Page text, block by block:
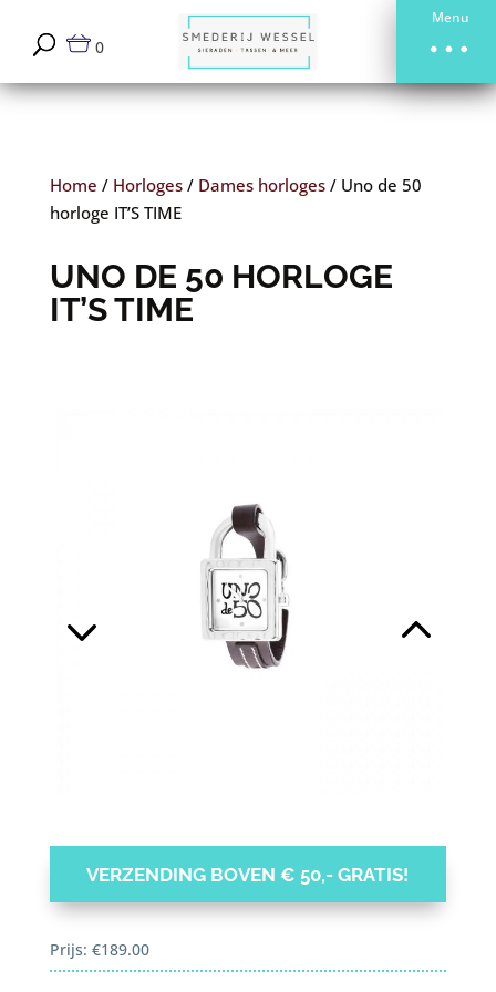
Menu
0
Home / Horloges/ Dames horloges/ Uno de 50
horloge IT’S TIME
UNO DE 50 HORLOGE
IT’S TIME
VERZENDING BOVEN € 50,- GRATIS!
Prijs: €189.00